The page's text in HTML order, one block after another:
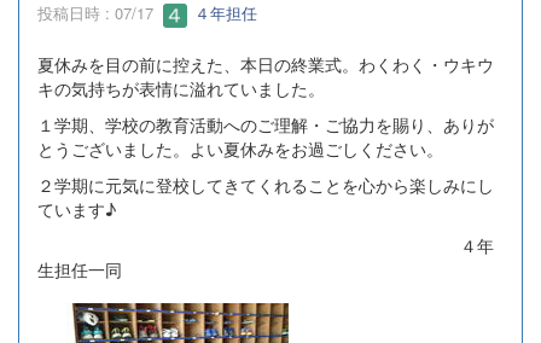
投稿日時 : 07/17 ４年担任
夏休みを目の前に控えた、本日の終業式。わくわく・ウキウ
キの気持ちが表情に溢れていました。
１学期、学校の教育活動へのご理解・ご協力を賜り、ありが
とうございました。よい夏休みをお過ごしください。
２学期に元気に登校してきてくれることを心から楽しみにし
ています♪
４年
生担任一同